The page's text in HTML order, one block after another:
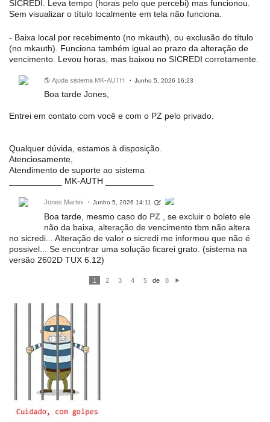
SICREDI. Leva tempo (horas pelo que percebi) mas funcionou.
Sem visualizar o título localmente em tela não funciona.
- Baixa local por recebimento (no mkauth), ou exclusão do título
(no mkauth). Funciona também igual ao prazo da alteração de
vencimento. Levou horas, mas baixou no SICREDI corretamente.
🌎 Ajuda sistema MK-AUTH Junho 5, 2026 16:23
Boa tarde Jones,
Entrei em contato com você e com o PZ pelo privado.
Qualquer dúvida, estamos à disposição.
Atenciosamente,
Atendimento de suporte ao sistema
___________ MK-AUTH __________
Jones Martini Junho 5, 2026 14:11
Boa tarde, mesmo caso do PZ , se excluir o boleto ele
não da baixa, alteração de vencimento tbm não altera
no sicredi... Alteração de valor o sicredi me informou que não é
possivel... Se encontrar uma solução ficarei grato. (sistema na
versão 2602D TUX 6.12)
1 2 3 4 5 de
8